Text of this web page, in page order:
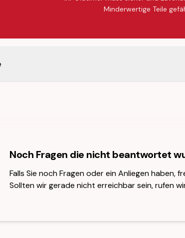
Minderwertige Teile
Noch Fragen die nicht beantwortet
Falls Sie noch Fragen oder ein Anliegen haben,
Sollten wir gerade nicht erreichbar sein, rufen